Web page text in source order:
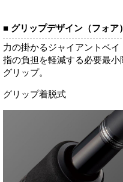
■ グリップデザイン（フォア）
力の掛かるジャイアントベ
指の負担を軽減する必要最
グリップ。
グリップ着脱式